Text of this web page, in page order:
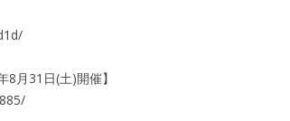
月31日(土)開催】